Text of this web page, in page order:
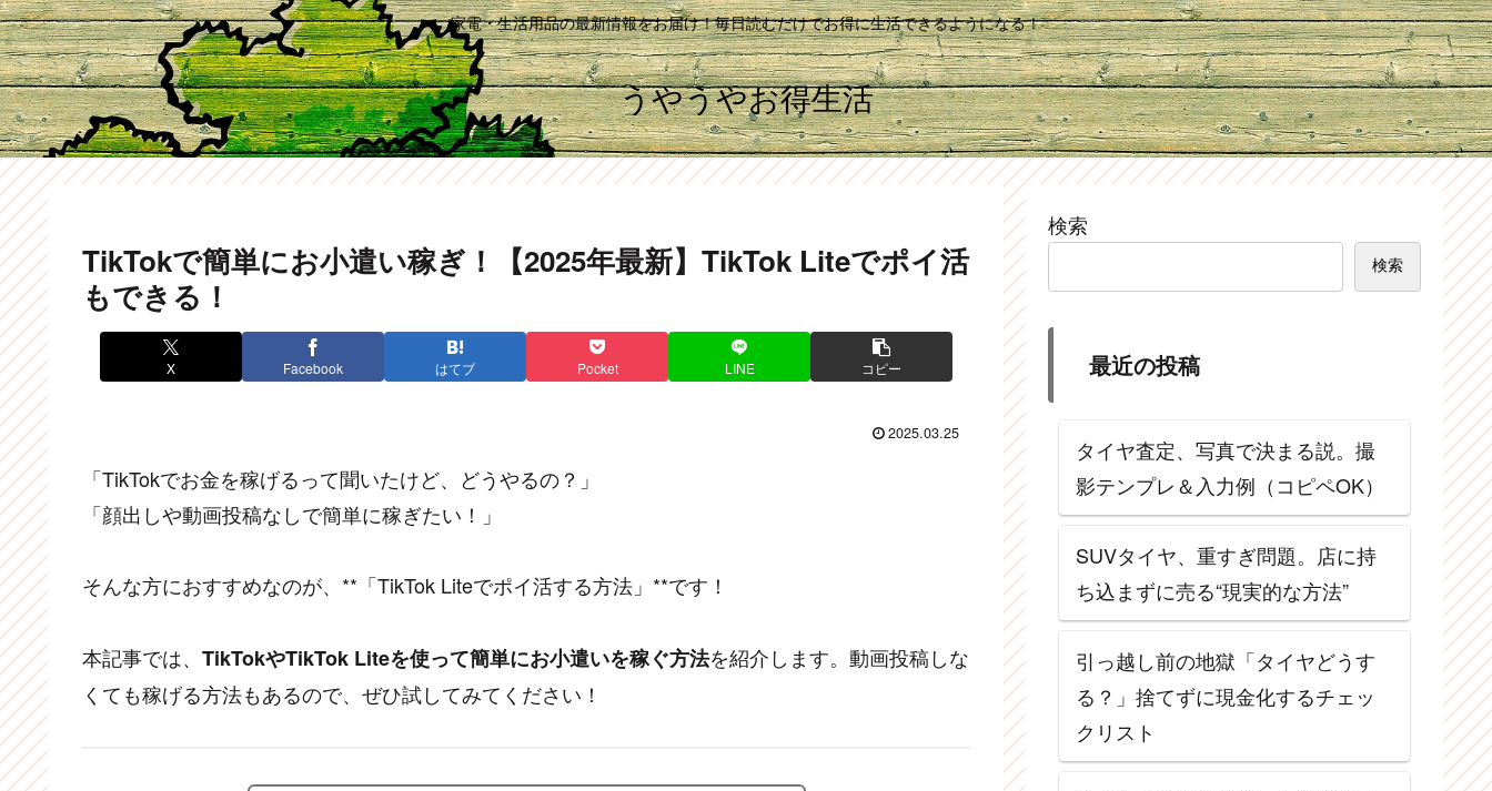
家電・生活用品の最新情報をお届け！毎日読むだけでお得に生活できるようになる！
うやうやお得生活
TikTokで簡単にお小遣い稼ぎ！【2025年最新】TikTok Liteでポイ活
もできる！
X Facebook はてブ Pocket LINE コピー
2025.03.25
「TikTokでお金を稼げるって聞いたけど、どうやるの？」
「顔出しや動画投稿なしで簡単に稼ぎたい！」
そんな方におすすめなのが、**「TikTok Liteでポイ活する方法」**です！
本記事では、 TikTokやTikTok Liteを使って簡単にお小遣いを稼ぐ方法を紹介します。動画投稿しな
くても稼げる方法もあるので、ぜひ試してみてください！
検索
検索
最近の投稿
タイヤ査定、写真で決まる説。撮
影テンプレ＆入力例（コピペOK）
SUVタイヤ、重すぎ問題。店に持
ち込まずに売る“現実的な方法”
引っ越し前の地獄「タイヤどうす
る？」捨てずに現金化するチェッ
クリスト